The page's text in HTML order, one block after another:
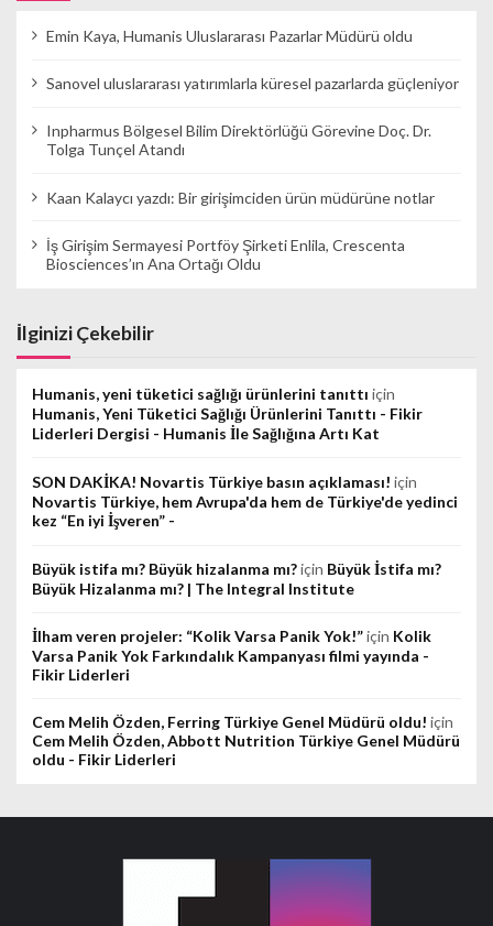
Emin Kaya, Humanis Uluslararası Pazarlar Müdürü oldu
Sanovel uluslararası yatırımlarla küresel pazarlarda güçleniyor
Inpharmus Bölgesel Bilim Direktörlüğü Görevine Doç. Dr.
Tolga Tunçel Atandı
Kaan Kalaycı yazdı: Bir girişimciden ürün müdürüne notlar
İş Girişim Sermayesi Portföy Şirketi Enlila, Crescenta
Biosciences’ın Ana Ortağı Oldu
İlginizi Çekebilir
Humanis, yeni tüketici sağlığı ürünlerini tanıttı için
Humanis, Yeni Tüketici Sağlığı Ürünlerini Tanıttı - Fikir
Liderleri Dergisi - Humanis İle Sağlığına Artı Kat
SON DAKİKA! Novartis Türkiye basın açıklaması! için
Novartis Türkiye, hem Avrupa'da hem de Türkiye'de yedinci
kez “En iyi İşveren” -
Büyük istifa mı? Büyük hizalanma mı?için Büyük İstifa mı?
Büyük Hizalanma mı? | The Integral Institute
İlham veren projeler: “Kolik Varsa Panik Yok!”için Kolik
Varsa Panik Yok Farkındalık Kampanyası filmi yayında -
Fikir Liderleri
Cem Melih Özden, Ferring Türkiye Genel Müdürü oldu! için
Cem Melih Özden, Abbott Nutrition Türkiye Genel Müdürü
oldu - Fikir Liderleri